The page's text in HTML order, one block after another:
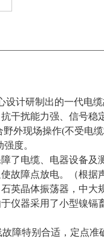
计研制出的一代电
干扰能力强、信号稳
外现场操作(不受电
度。
了电缆、电器设备
故障点放电。（根据
英晶体振荡器，中大
仪器采用了小型镍
障特别合适，定点准